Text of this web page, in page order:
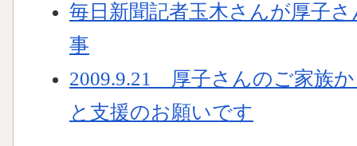
毎日新聞記者玉木さんが厚子
事
2009.9.21 厚子さんのご家族
と支援のお願いです